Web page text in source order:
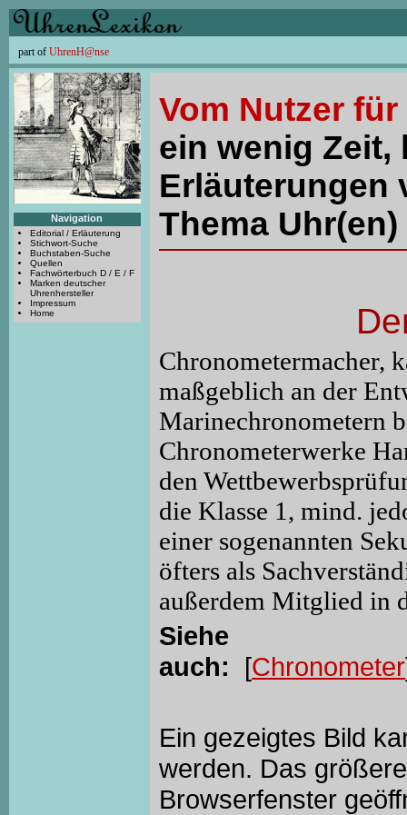
part of UhrenH@nse
Navigation
Editorial / Erläuterung
Stichwort-Suche
Buchstaben-Suche
Quellen
Fachwörterbuch D / E / F
Marken deutscher
Uhrenhersteller
Impressum
Home
Vom Nutzer
ein wenig Zeit,
Erläuterungen
Thema
Chronometermacher,
maßgeblich an der
Marinechronometern
Chronometerwerke
den
die Klasse 1, mind.
einer sogenannten
öfters als
außerdem Mitglied in
Siehe
auch: [Chronometer
Ein gezeigtes Bild
werden. Das
Browserfenster